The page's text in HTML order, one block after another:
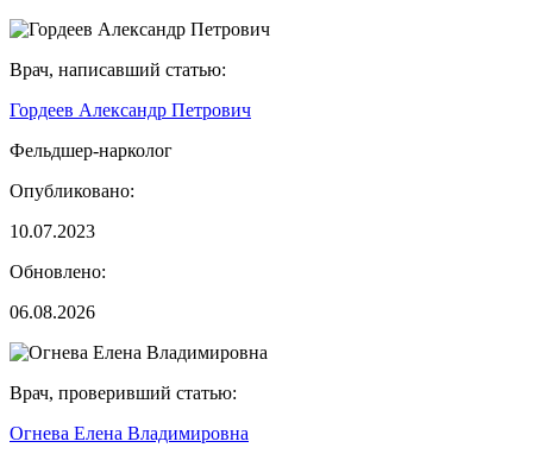
Врач, написавший статью:
Гордеев Александр Петрович
Фельдшер-нарколог
Опубликовано:
10.07.2023
Обновлено:
06.08.2026
Врач, проверивший статью:
Огнева Елена Владимировна